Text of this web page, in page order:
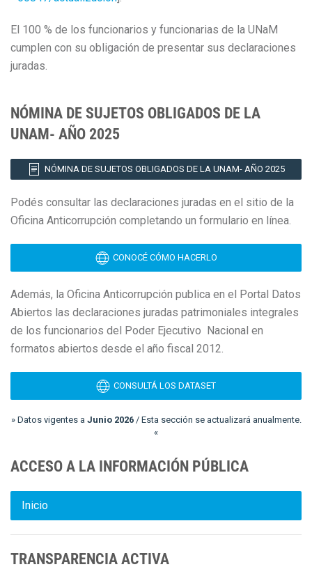
El 100 % de los funcionarios y funcionarias de la UNaM
cumplen con su obligación de presentar sus declaraciones
juradas.
NÓMINA DE SUJETOS OBLIGADOS DE LA
UNAM- AÑO 2025
NÓMINA DE SUJETOS OBLIGADOS DE LA UNAM- AÑO 2025
Podés consultar las declaraciones juradas en el sitio de la
Oficina Anticorrupción completando un formulario en línea.
CONOCÉ CÓMO HACERLO
Además, la Oficina Anticorrupción publica en el Portal Datos
Abiertos las declaraciones juradas patrimoniales integrales
de los funcionarios del Poder Ejecutivo Nacional en
formatos abiertos desde el año fiscal 2012.
CONSULTÁ LOS DATASET
» Datos vigentes a Junio 2026/ Esta sección se actualizará anualmente.
«
ACCESO A LA INFORMACIÓN PÚBLICA
Inicio
TRANSPARENCIA ACTIVA